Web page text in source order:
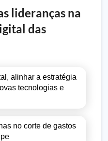
lideranças na
das
alinhar a estratégia
tecnologias e
no corte de gastos